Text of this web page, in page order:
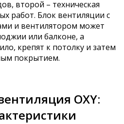
второй – техническая
работ. Блок вентиляции с
и вентилятором может
или балконе, а
крепят к потолку и затем
покрытием.
OXY: